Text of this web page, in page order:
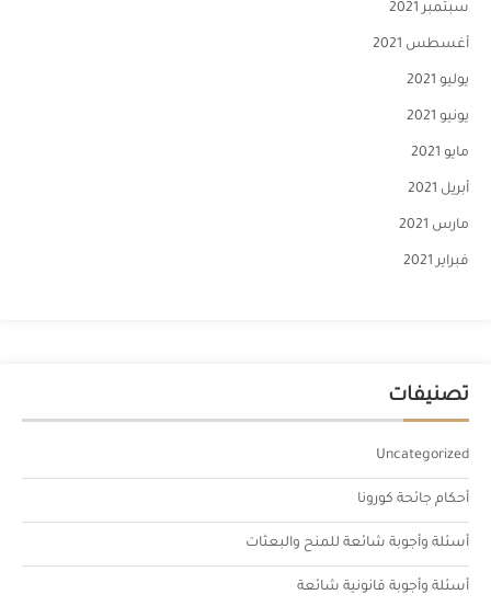
سبتمبر 2021
أغسطس 2021
يوليو 2021
يونيو 2021
مايو 2021
أبريل 2021
مارس 2021
فبراير 2021
تصنيفات
Uncategorized
أحكام جائحة كورونا
أسئلة وأجوبة شائعة للمنح والبعثات
أسئلة وأجوبة قانونية شائعة